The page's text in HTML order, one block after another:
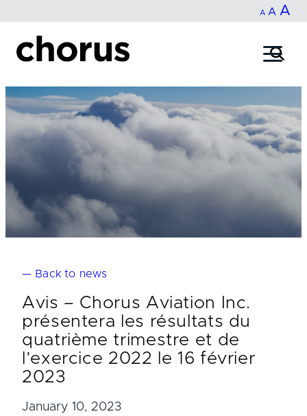
content
A Decrease
size.
A Reset
size.
A
— Back to news
Avis – Chorus Aviation Inc.
présentera les résultats du
quatrième trimestre et de
l’exercice 2022 le 16 février
2023
January 10, 2023